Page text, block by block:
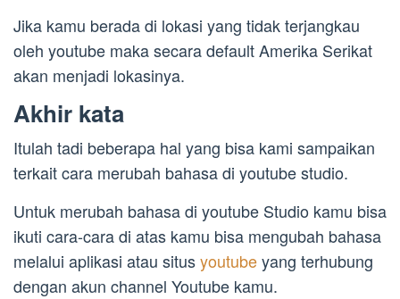
Jika kamu berada di lokasi yang tidak terjangkau
oleh youtube maka secara default Amerika Serikat
akan menjadi lokasinya.
Akhir kata
Itulah tadi beberapa hal yang bisa kami sampaikan
terkait cara merubah bahasa di youtube studio.
Untuk merubah bahasa di youtube Studio kamu bisa
ikuti cara-cara di atas kamu bisa mengubah bahasa
melalui aplikasi atau situsyoutubeyang terhubung
dengan akun channel Youtube kamu.